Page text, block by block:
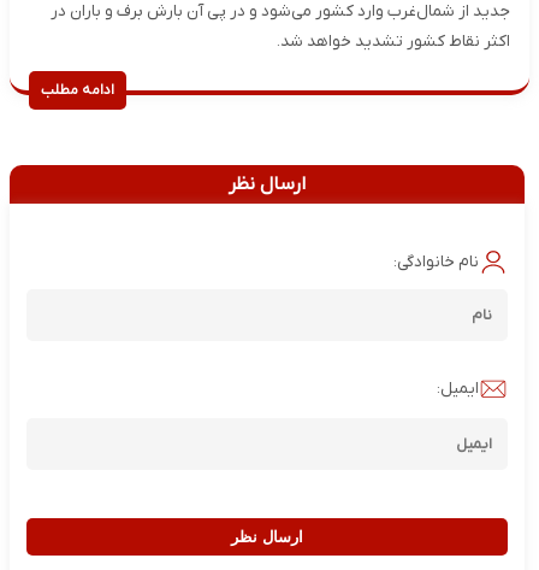
جدید از شمال‌غرب وارد کشور می‌شود و در پی آن بارش برف و باران در
اکثر نقاط کشور تشدید خواهد شد.
ادامه مطلب
ارسال نظر
نام خانوادگی:
ایمیل:
ارسال نظر